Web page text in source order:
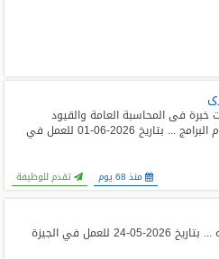
فى المحاسبة العامة والقيود
المحاسبية يفضل من له خبرة بإستخدام البرامج ... بتاريخ 2026-06-01 للعمل في
منذ 68 يوم تقدم للوظيفة
محاسب حديث التخرج من سكان الجيزه ... بتاريخ 2026-05-24 للعمل في الجيزة